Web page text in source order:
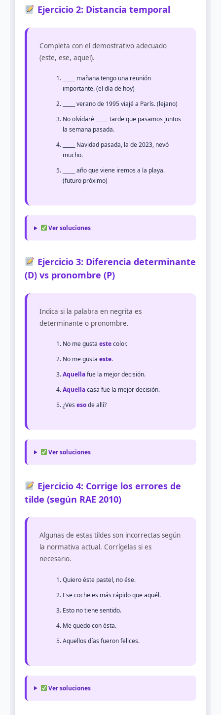
Ejercicio 2: Distancia temporal
Completa con el demostrativo adecuado
(este, ese, aquel).
_____ mañana tengo una reunión
importante. (el día de hoy)
_____ verano de 1995 viajé a París. (lejano)
No olvidaré _____ tarde que pasamos juntos
la semana pasada.
_____ Navidad pasada, la de 2023, nevó
mucho.
_____ año que viene iremos a la playa.
(futuro próximo)
Ver soluciones
Ejercicio 3: Diferencia determinante
(D) vs pronombre (P)
Indica si la palabra en negrita es
determinante o pronombre.
No me gusta estecolor.
No me gusta este.
Aquellafue la mejor decisión.
Aquellacasa fue la mejor decisión.
¿Ves esode allí?
Ver soluciones
Ejercicio 4: Corrige los errores de
tilde (según RAE 2010)
Algunas de estas tildes son incorrectas según
la normativa actual. Corrígelas si es
necesario.
Quiero éste pastel, no ése.
Ese coche es más rápido que aquél.
Esto no tiene sentido.
Me quedo con ésta.
Aquellos días fueron felices.
Ver soluciones